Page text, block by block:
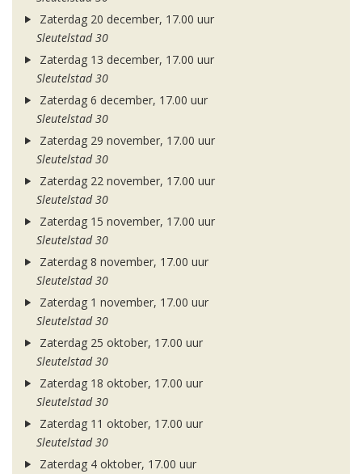
Zaterdag 20 december, 17.00 uur
Sleutelstad 30
Zaterdag 13 december, 17.00 uur
Sleutelstad 30
Zaterdag 6 december, 17.00 uur
Sleutelstad 30
Zaterdag 29 november, 17.00 uur
Sleutelstad 30
Zaterdag 22 november, 17.00 uur
Sleutelstad 30
Zaterdag 15 november, 17.00 uur
Sleutelstad 30
Zaterdag 8 november, 17.00 uur
Sleutelstad 30
Zaterdag 1 november, 17.00 uur
Sleutelstad 30
Zaterdag 25 oktober, 17.00 uur
Sleutelstad 30
Zaterdag 18 oktober, 17.00 uur
Sleutelstad 30
Zaterdag 11 oktober, 17.00 uur
Sleutelstad 30
Zaterdag 4 oktober, 17.00 uur